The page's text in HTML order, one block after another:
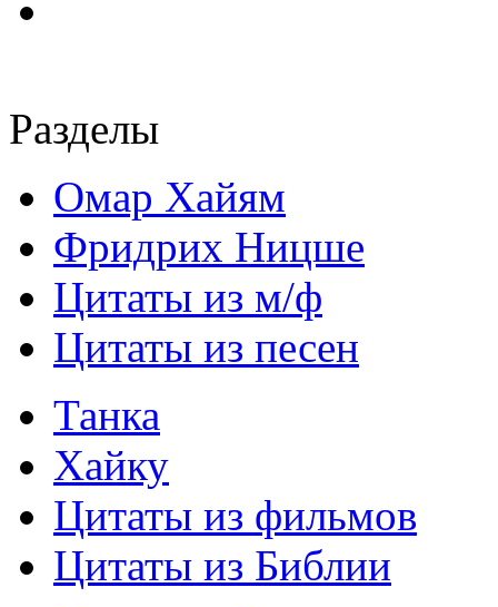
Разделы
Омар Хайям
Фридрих Ницше
Цитаты из м/ф
Цитаты из песен
Танка
Хайку
Цитаты из фильмов
Цитаты из Библии